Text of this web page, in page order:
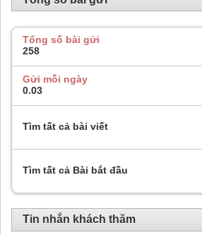
Tổng số bài gửi
258
Gửi mỗi ngày
0.03
Tìm tất cả bài viết
Tìm tất cả Bài bắt đầu
Tin nhắn khách thăm